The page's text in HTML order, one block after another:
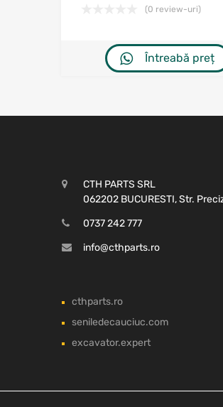
(0 review-uri)
Întreabă preț
CTH PARTS SRL
062202 BUCURESTI, Str.
0737 242 777
info@cthparts.ro
cthparts.ro
seniledecauciuc.com
excavator.expert